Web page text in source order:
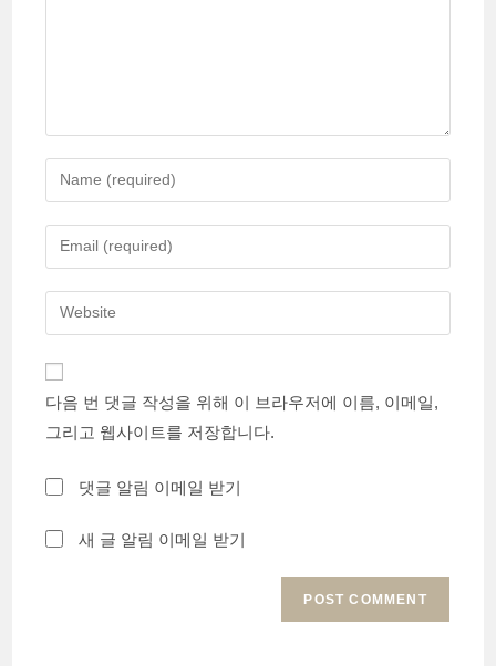
Enter
your
name
comment
Enter
your
email
address
Enter
your
URL
(optional)
다음 번 댓글 작성을 위해 이 브라우저에 이름, 이메일,
그리고 웹사이트를 저장합니다.
댓글 알림 이메일 받기
새 글 알림 이메일 받기